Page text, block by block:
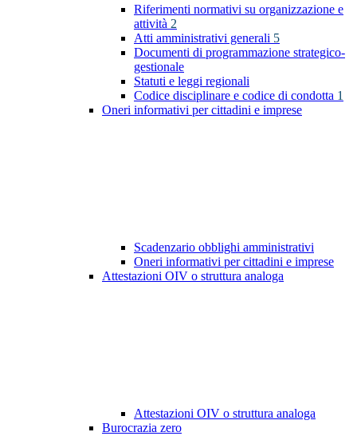
Riferimenti normativi su organizzazione e
attività 2
Atti amministrativi generali 5
Documenti di programmazione strategico-
gestionale
Statuti e leggi regionali
Codice disciplinare e codice di condotta 1
Oneri informativi per cittadini e imprese
Scadenzario obblighi amministrativi
Oneri informativi per cittadini e imprese
Attestazioni OIV o struttura analoga
Attestazioni OIV o struttura analoga
Burocrazia zero